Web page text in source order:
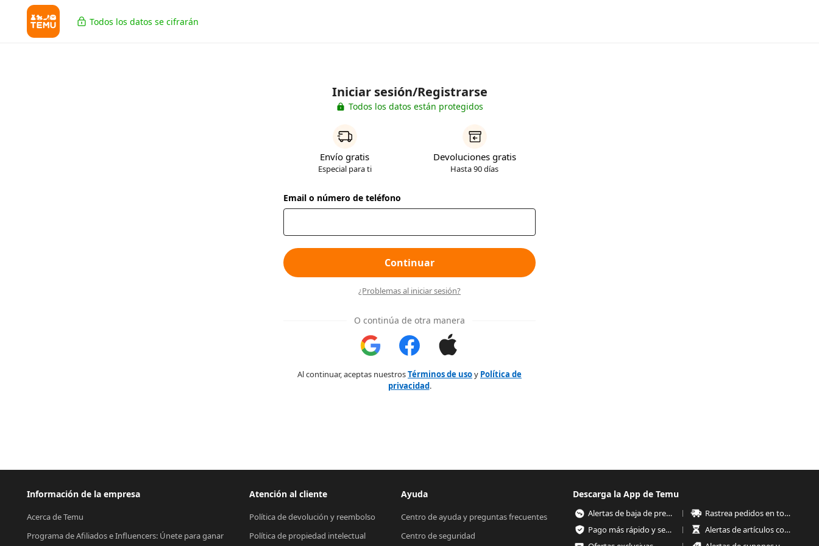
Todos los datos se cifrarán
Iniciar sesión/Registrarse
Todos los datos están protegidos
Envío gratis
Especial para ti
Devoluciones gratis
Hasta 90 días
Email o número de teléfono
Continuar
¿Problemas al iniciar sesión?
O continúa de otra manera
Al continuar, aceptas nuestrosTérminos de usoy Política de
privacidad.
Información de la empresa
Acerca de Temu
Programa de Afiliados e Influencers: Únete para ganar
Atención al cliente
Política de devolución y reembolso
Política de propiedad intelectual
Ayuda
Centro de ayuda y preguntas frecuentes
Centro de seguridad
Descarga la App de Temu
Alertas de baja de precios
Rastrea pedidos en todo momento
Pago más rápido y seguro
Alertas de artículos con poco stock